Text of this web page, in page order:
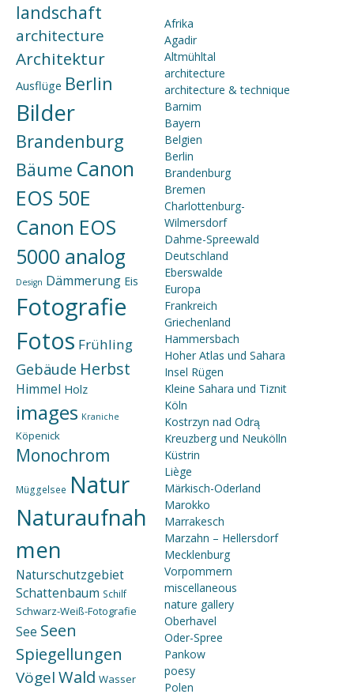
landschaft
architecture
Architektur
Ausflüge Berlin
Bilder
Brandenburg
Bäume Canon
EOS 50E
Canon EOS
5000 analog
Design Dämmerung Eis
Fotografie
Fotos Frühling
Gebäude Herbst
Himmel Holz
images Kraniche
Köpenick
Monochrom
Müggelsee Natur
Naturaufnah
men
Naturschutzgebiet
Schattenbaum Schilf
Schwarz-Weiß-Fotografie
See Seen
Spiegellungen
VögelWald Wasser
Afrika
Agadir
Altmühltal
architecture
architecture & technique
Barnim
Bayern
Belgien
Berlin
Brandenburg
Bremen
Charlottenburg-
Wilmersdorf
Dahme-Spreewald
Deutschland
Eberswalde
Europa
Frankreich
Griechenland
Hammersbach
Hoher Atlas und Sahara
Insel Rügen
Kleine Sahara und Tiznit
Köln
Kostrzyn nad Odrą
Kreuzberg und Neukölln
Küstrin
Liège
Märkisch-Oderland
Marokko
Marrakesch
Marzahn – Hellersdorf
Mecklenburg
Vorpommern
miscellaneous
nature gallery
Oberhavel
Oder-Spree
Pankow
poesy
Polen